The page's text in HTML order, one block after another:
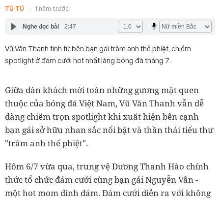
TÚ TÚ 1 năm trước
Nghe đọc bài 2:47
Vũ Văn Thanh tình tứ bên bạn gái trâm anh thế phiệt, chiếm
spotlight ở đám cưới hot nhất làng bóng đá tháng 7.
Giữa dàn khách mời toàn những gương mặt quen
thuộc của bóng đá Việt Nam, Vũ Văn Thanh vẫn dễ
dàng chiếm trọn spotlight khi xuất hiện bên cạnh
bạn gái sở hữu nhan sắc nổi bật và thần thái tiểu thư
"trâm anh thế phiệt".
Hôm 6/7 vừa qua, trung vệ Dương Thanh Hào chính
thức tổ chức đám cưới cùng bạn gái Nguyễn Vân -
một hot mom đình đám. Đám cưới diễn ra với không